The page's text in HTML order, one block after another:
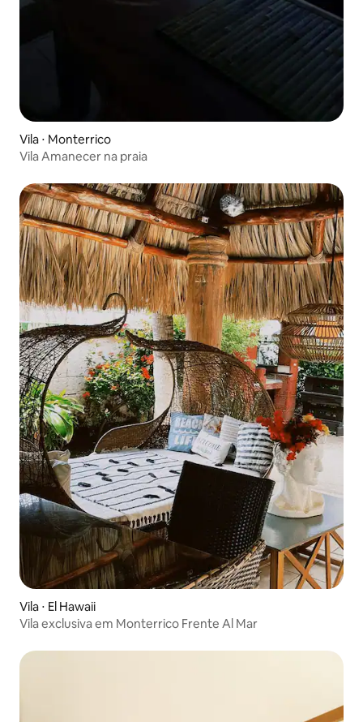
Vila ⋅ Monterrico
Vila Amanecer na praia
Vila ⋅ El Hawaii
Vila exclusiva em Monterrico Frente Al Mar